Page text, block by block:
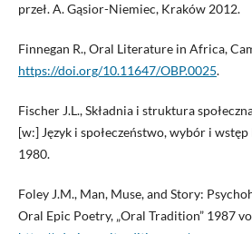
przeł. A. Gąsior-Niemiec, Kraków 2012.
Finnegan R., Oral Literature in Africa,
https://doi.org/10.11647/OBP.0025.
Fischer J.L., Składnia i struktura
[w:] Język i społeczeństwo, wybór i
1980.
Foley J.M., Man, Muse, and Story:
Oral Epic Poetry, „Oral Tradition” 1987